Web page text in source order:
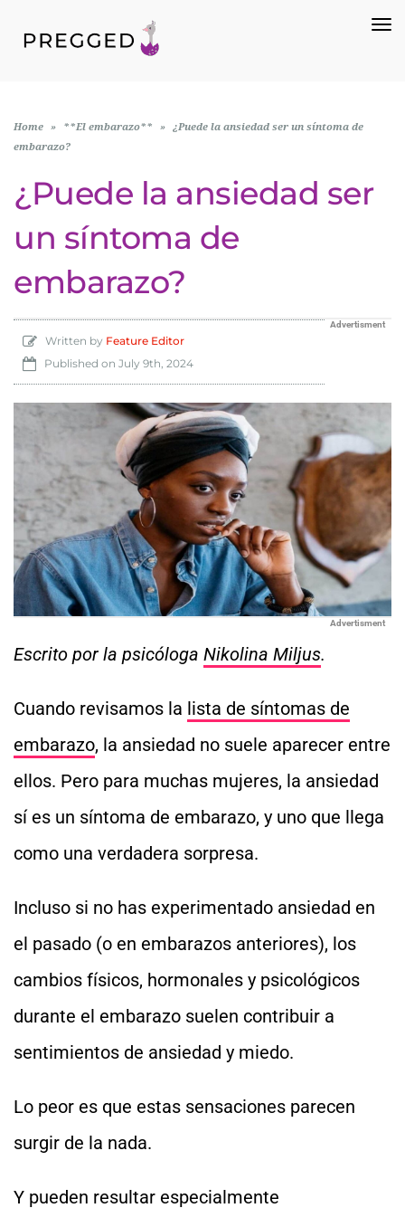
Home » **El embarazo** »
¿Puede la ansiedad ser un síntoma de
embarazo?
¿Puede la ansiedad ser
un síntoma de
embarazo?
Advertisment
Written by Feature Editor
Published on July 9th, 2024
Advertisment
Escrito por la psicóloga Nikolina Miljus.
Cuando revisamos la lista de síntomas de
embarazo, la ansiedad no suele aparecer entre
ellos. Pero para muchas mujeres, la ansiedad
sí es un síntoma de embarazo, y uno que llega
como una verdadera sorpresa.
Incluso si no has experimentado ansiedad en
el pasado (o en embarazos anteriores), los
cambios físicos, hormonales y psicológicos
durante el embarazo suelen contribuir a
sentimientos de ansiedad y miedo.
Lo peor es que estas sensaciones parecen
surgir de la nada.
Y pueden resultar especialmente